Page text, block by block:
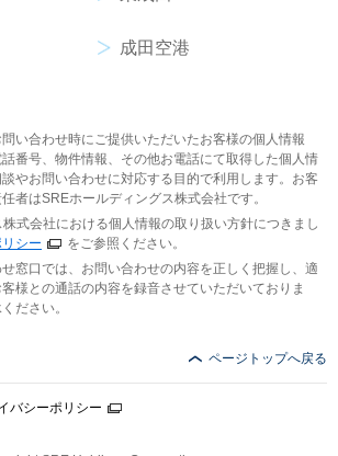
成田空港
い合わせ時にご提供いただいたお客様の個人情報
話番号、物件情報、その他お電話にて取得した個人情
やお問い合わせに対応する目的で利用します。お客
者はSREホールディングス株式会社です。
式会社における個人情報の取り扱い方針につきまし
シー
をご参照ください。
窓口では、お問い合わせの内容を正しく把握し、適
様との通話の内容を録音させていただいておりま
ださい。
ページトップへ戻る
バシーポリシー